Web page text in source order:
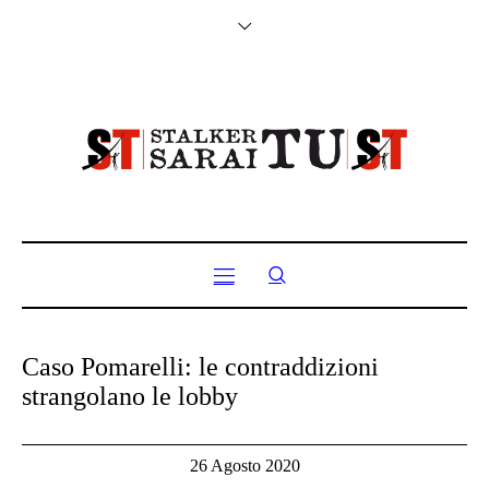
Caso Pomarelli: le contraddizioni
strangolano le lobby
26 Agosto 2020